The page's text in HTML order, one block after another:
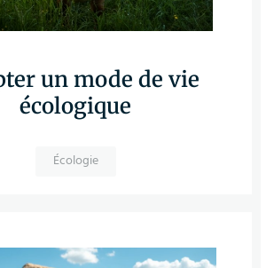
un mode de vie
écologique
Écologie